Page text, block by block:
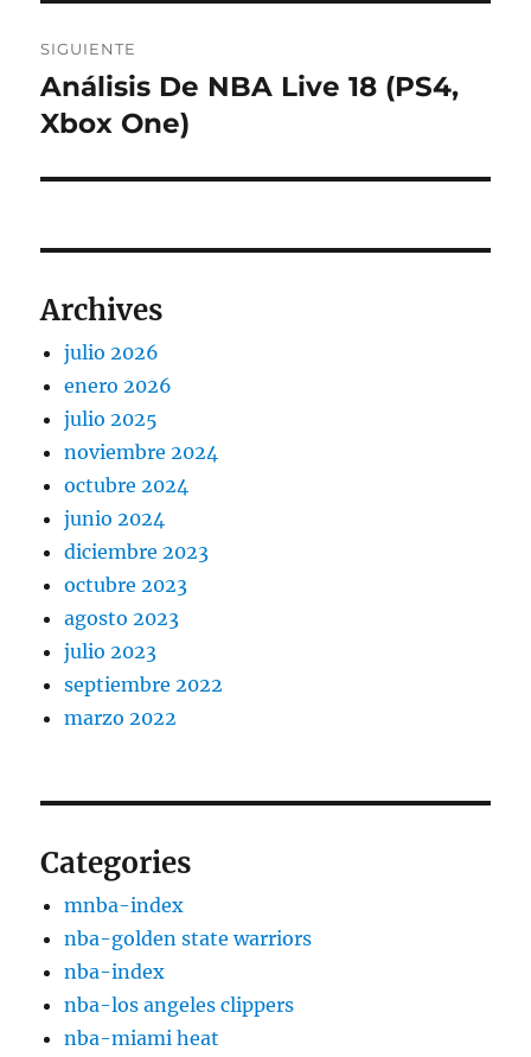
SIGUIENTE
Entrada
siguiente:
Análisis De NBA Live 18 (PS4,
Xbox One)
Archives
julio 2026
enero 2026
julio 2025
noviembre 2024
octubre 2024
junio 2024
diciembre 2023
octubre 2023
agosto 2023
julio 2023
septiembre 2022
marzo 2022
Categories
mnba-index
nba-golden state warriors
nba-index
nba-los angeles clippers
nba-miami heat